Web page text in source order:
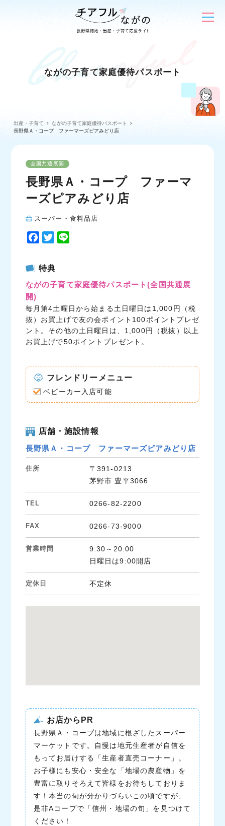
ながの子育て家庭優待パスポート
出産・子育て
ながの子育て家庭優待パスポート
長野県Ａ・コープ ファーマーズピアみどり店
全国共通展開
長野県Ａ・コープ ファーマ
ーズピアみどり店
スーパー・食料品店
F
e
b
o
k
T
t
t
r
特典
ながの子育て家庭優待パスポート(全国共通展
開)
毎月第4土曜日から始まる土日曜日は1,000円（税
抜）お買上げで友の会ポイント100ポイントプレゼ
ント。その他の土日曜日は、1,000円（税抜）以上
お買上げで50ポイントプレゼント。
フレンドリーメニュー
ベビーカー入店可能
店舗・施設情報
長野県Ａ・コープ ファーマーズピアみどり店
住所
〒391-0213
茅野市 豊平3066
TEL 0266-82-2200
FAX 0266-73-9000
営業時間
9:30～20:00
日曜日は9:00開店
定休日 不定休
お店からPR
長野県Ａ・コープは地域に根ざしたスーパー
マーケットです。自慢は地元生産者が自信を
もってお届けする「生産者直売コーナー」。
お子様にも安心・安全な「地場の農産物」を
豊富に取りそろえて皆様をお待ちしておりま
す！本当の旬が分かりづらいこの頃ですが、
是非Aコープで「信州・地場の旬」を見つけて
ください！